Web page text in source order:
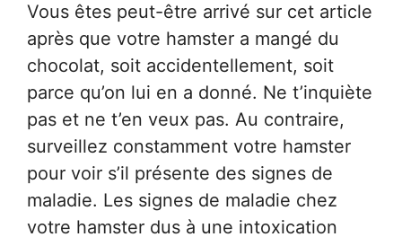
Vous êtes peut-être arrivé sur cet article
après que votre hamster a mangé du
chocolat, soit accidentellement, soit
parce qu’on lui en a donné. Ne t’inquiète
pas et ne t’en veux pas. Au contraire,
surveillez constamment votre hamster
pour voir s’il présente des signes de
maladie. Les signes de maladie chez
votre hamster dus à une intoxication